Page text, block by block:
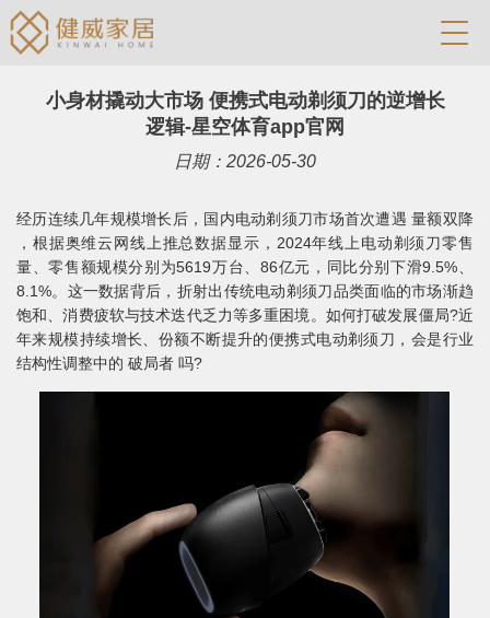
小身材撬动大市场 便携式电动剃须刀的逆增长
逻辑-星空体育app官网
日期：2026-05-30
经历连续几年规模增长后，国内电动剃须刀市场首次遭遇 量额双降
，根据奥维云网线上推总数据显示，2024年线上电动剃须刀零售
量、零售额规模分别为5619万台、86亿元，同比分别下滑9.5%、
8.1%。这一数据背后，折射出传统电动剃须刀品类面临的市场渐趋
饱和、消费疲软与技术迭代乏力等多重困境。如何打破发展僵局?近
年来规模持续增长、份额不断提升的便携式电动剃须刀，会是行业
结构性调整中的 破局者 吗?